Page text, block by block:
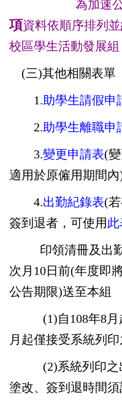
為加速
項資料依順序排列並
校區學生活動發展組
(三)其他相關表單
1.助學生請假申
2.助學生離職申
3.變更申請表(
適用於原僱用期間內
4.出勤紀錄表(
簽到退者，可使用
印領清冊及出勤
次月10日前(年度即
公告期限)送至本組
(1)自108年8月起
月起僅接受系統列
(2)系統列印之出
塗改、簽到退時間